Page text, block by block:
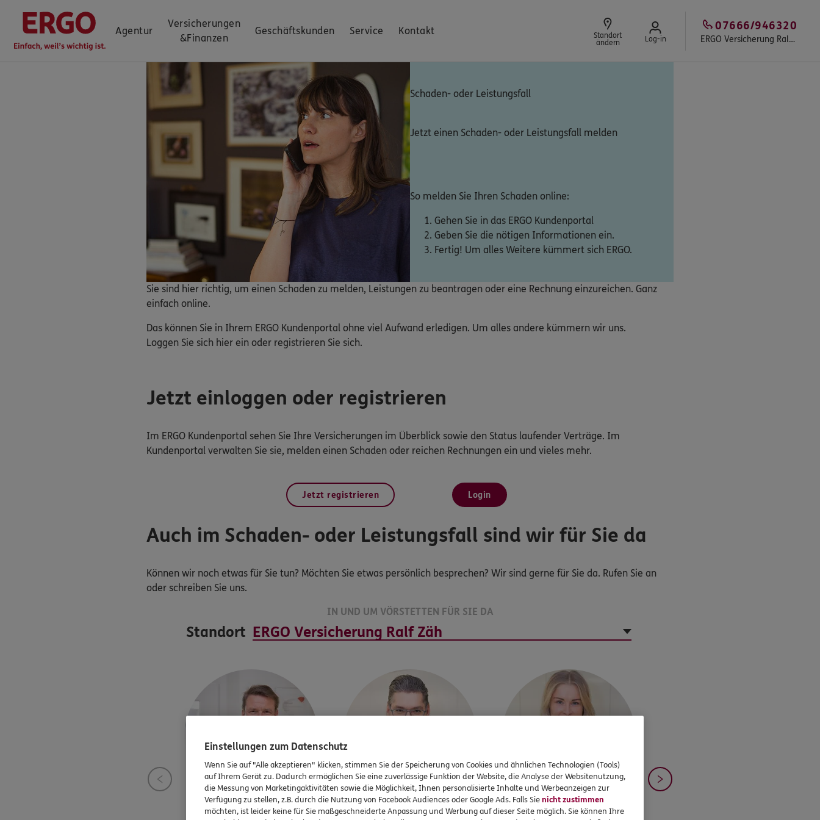
Agentur
Versicherungen
&Finanzen
Geschäftskunden Service Kontakt
Standort
ändern
Log-in ERGO Versicherung Ralf Zäh
07666/946320
Schaden- oder Leistungsfall
Jetzt einen Schaden- oder Leistungsfall melden
So melden Sie Ihren Schaden online:
Gehen Sie in das ERGO Kundenportal
Geben Sie die nötigen Informationen ein.
Fertig! Um alles Weitere kümmert sich ERGO.
Sie sind hier richtig, um einen Schaden zu melden, Leistungen zu beantragen oder eine Rechnung einzureichen. Ganz
einfach online.
Das können Sie in Ihrem ERGO Kundenportal ohne viel Aufwand erledigen. Um alles andere kümmern wir uns.
Loggen Sie sich hier ein oder registrieren Sie sich.
Jetzt einloggen oder registrieren
Im ERGO Kundenportal sehen Sie Ihre Versicherungen im Überblick sowie den Status laufender Verträge. Im
Kundenportal verwalten Sie sie, melden einen Schaden oder reichen Rechnungen ein und vieles mehr.
Jetzt registrieren Login
Auch im Schaden- oder Leistungsfall sind wir für Sie da
Können wir noch etwas für Sie tun? Möchten Sie etwas persönlich besprechen? Wir sind gerne für Sie da. Rufen Sie an
oder schreiben Sie uns.
IN UND UM VÖRSTETTEN FÜR SIE DA
Standort
Einstellungen zum Datenschutz
Wenn Sie auf "Alle akzeptieren" klicken, stimmen Sie der Speicherung von Cookies und ähnlichen Technologien (Tools)
auf Ihrem Gerät zu. Dadurch ermöglichen Sie eine zuverlässige Funktion der Website, die Analyse der Websitenutzung,
die Messung von Marketingaktivitäten sowie die Möglichkeit, Ihnen personalisierte Inhalte und Werbeanzeigen zur
Verfügung zu stellen, z.B. durch die Nutzung von Facebook Audiences oder Google Ads. Falls Sienicht zustimmen
möchten, ist leider keine für Sie maßgeschneiderte Anpassung und Werbung auf dieser Seite möglich. Sie können Ihre